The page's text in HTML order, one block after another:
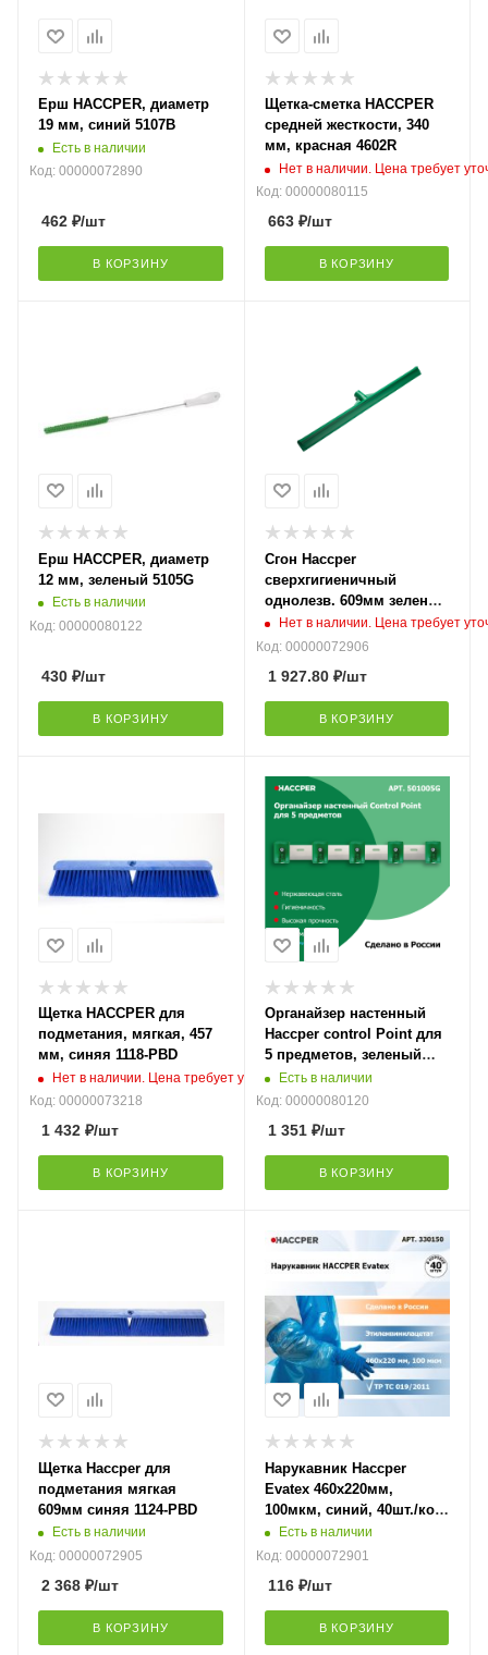
Ерш HACCPER, диаметр
19 мм, синий 5107В
Есть в наличии
Код: 00000072890
462 ₽/шт
В КОРЗИНУ
Щетка-сметка HACCPER
средней жесткости, 340
мм, красная 4602R
Нет в наличии. Цена требует
Код: 00000080115
663₽/шт
В КОРЗИНУ
Ерш HACCPER, диаметр
12 мм, зеленый 5105G
Есть в наличии
Код: 00000080122
430 ₽/шт
В КОРЗИНУ
Сгон Haccper
сверхгигиеничный
однолезв. 609мм зеленый
9960G
Нет в наличии. Цена требует
Код: 00000072906
1 927.80₽/шт
В КОРЗИНУ
Щетка HACCPER для
подметания, мягкая, 457
мм, синяя 1118-PВD
Нет в наличии. Цена требует уточнения
Код: 00000073218
1 432 ₽/шт
В КОРЗИНУ
Органайзер настенный
Haccper control Point для
5 предметов, зеленый
501005G
Есть в наличии
Код: 00000080120
1 351₽/шт
В КОРЗИНУ
Щетка Haccper для
подметания мягкая
609мм синяя 1124-PВD
Есть в наличии
Код: 00000072905
2 368 ₽/шт
В КОРЗИНУ
Нарукавник Haccper
Evatex 460х220мм,
100мкм, синий, 40шт./кор
330150
Есть в наличии
Код: 00000072901
116₽/шт
В КОРЗИНУ